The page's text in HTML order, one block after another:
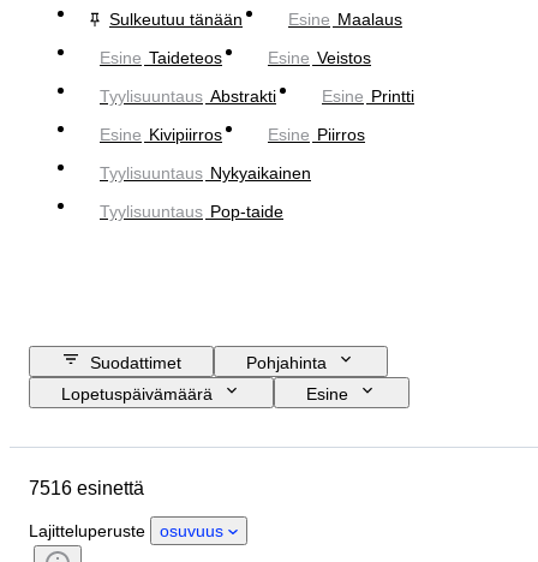
Sulkeutuu tänään
Esine Maalaus
Esine Taideteos Esine Veistos
Tyylisuuntaus Abstrakti Esine Printti
Esine Kivipiirros Esine Piirros
Tyylisuuntaus Nykyaikainen
Tyylisuuntaus Pop-taide
Suodattimet
Pohjahinta
Lopetuspäivämäärä
Esine
Aihe
Myyjä
7516 esinettä
Lajitteluperuste osuvuus